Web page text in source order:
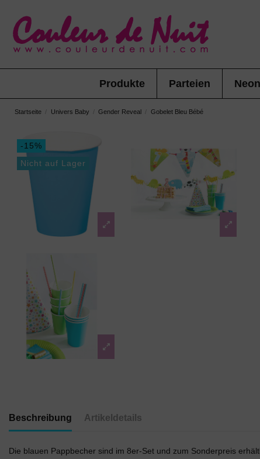
Produkte Parteien Neon
Startseite Univers Baby Gender Reveal Gobelet Bleu Bébé
-15%
Nicht auf Lager
Beschreibung Artikeldetails
Die blauen Pappbecher sind im 8er-Set und zum Sonderpreis